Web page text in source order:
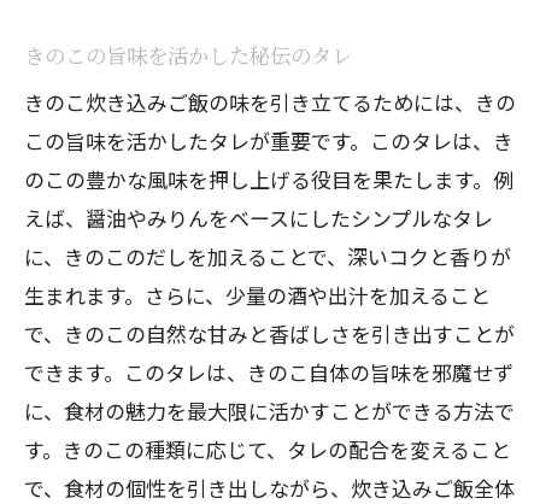
きのこの旨味を活かした秘伝のタレ
きのこ炊き込みご飯の味を引き立てるためには、きの
この旨味を活かしたタレが重要です。このタレは、き
のこの豊かな風味を押し上げる役目を果たします。例
えば、醤油やみりんをベースにしたシンプルなタレ
に、きのこのだしを加えることで、深いコクと香りが
生まれます。さらに、少量の酒や出汁を加えること
で、きのこの自然な甘みと香ばしさを引き出すことが
できます。このタレは、きのこ自体の旨味を邪魔せず
に、食材の魅力を最大限に活かすことができる方法で
す。きのこの種類に応じて、タレの配合を変えること
で、食材の個性を引き出しながら、炊き込みご飯全体